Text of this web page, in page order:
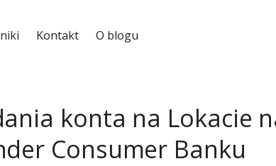
Kontakt O blogu
konta na Lokacie
Consumer Banku